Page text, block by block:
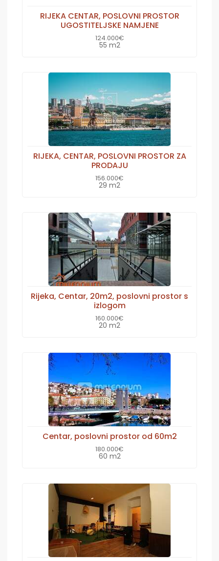
RIJEKA CENTAR, POSLOVNI PROSTOR
UGOSTITELJSKE NAMJENE
124.000€
55 m2
RIJEKA, CENTAR, POSLOVNI PROSTOR ZA
PRODAJU
156.000€
29 m2
Rijeka, Centar, 20m2, poslovni prostor s
izlogom
160.000€
20 m2
Centar, poslovni prostor od 60m2
180.000€
60 m2